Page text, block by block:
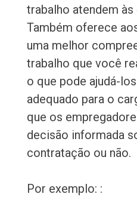
trabalho atendem
Também oferece
uma melhor
trabalho que você
o que pode ajudá-
adequado para o
que os
decisão informada
contratação ou não.
Por exemplo: :